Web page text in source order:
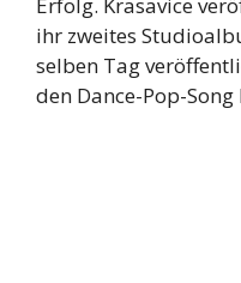
ihr zweites
selben Tag
den Dance-Pop-Song